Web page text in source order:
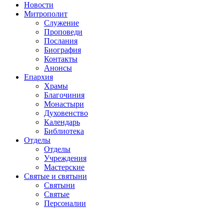
Новости
Митрополит
Служение
Проповеди
Послания
Биография
Контакты
Анонсы
Епархия
Храмы
Благочиния
Монастыри
Духовенство
Календарь
Библиотека
Отделы
Отделы
Учреждения
Мастерские
Святые и святыни
Cвятыни
Cвятые
Персоналии